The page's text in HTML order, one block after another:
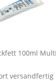
100ml
versandfertig